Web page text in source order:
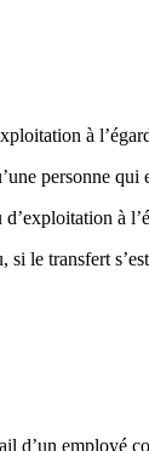
à
personne qui
à
le transfert
d’un employé